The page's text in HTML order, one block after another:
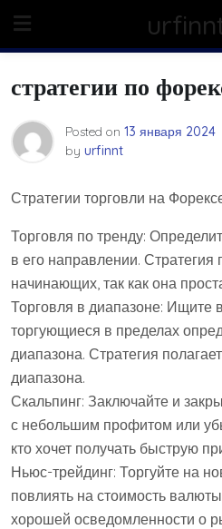
content
стратегии по
Posted on 13 января 2024
by urfinnt
Стратегии торговли на
Торговля по тренду:
в его направлении. Стратегия
начинающих, так как она
Торговля в диапазоне: Ищите
торгующиеся в пределах
диапазона. Стратегия
диапазона.
Скальпинг: Заключайте и
с небольшим профитом или
кто хочет получать быструю
Ньюс-трейдинг: Торгуйте на
повлиять на стоимость
хорошей осведомленности о